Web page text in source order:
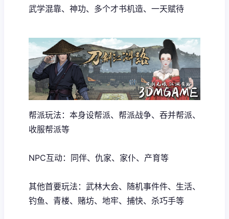
武学混靠、神功、多个才书机造、一天赋待
帮派玩法：本身设帮派、帮派战争、吞并帮派、
收服帮派等
NPC互动：同伴、仇家、家仆、产育等
其他首要玩法：武林大会、随机事件件、生活、
钓鱼、青楼、赌坊、地牢、捕快、杀巧手等